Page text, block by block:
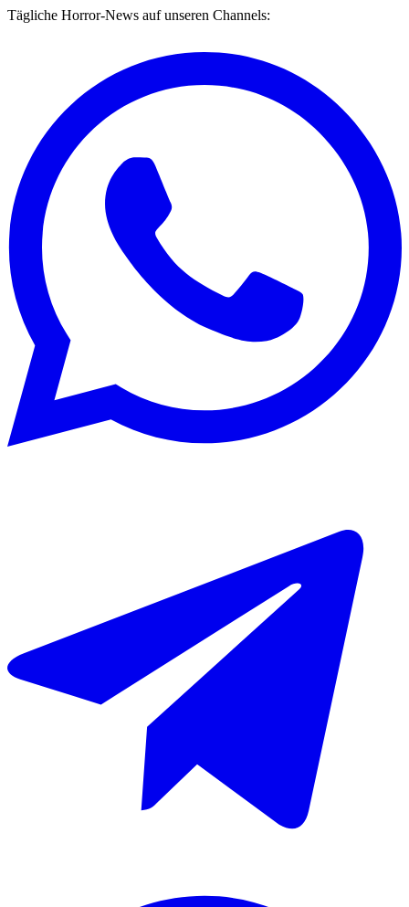
Tägliche Horror-News auf unseren Channels: